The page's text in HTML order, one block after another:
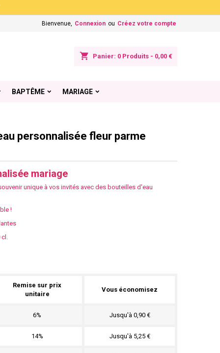
Bienvenue, Connexion ou Créez votre compte
shopping_cart Panier: 0 Produits - 0,00 €
BAPTÊME MARIAGE
personnalisée fleur parme
mariage
unique à vos invités avec des bouteilles d'eau
!
cl.
Remise sur prix
unitaire
Vous économisez
6% Jusqu'à 0,90 €
14% Jusqu'à 5,25 €